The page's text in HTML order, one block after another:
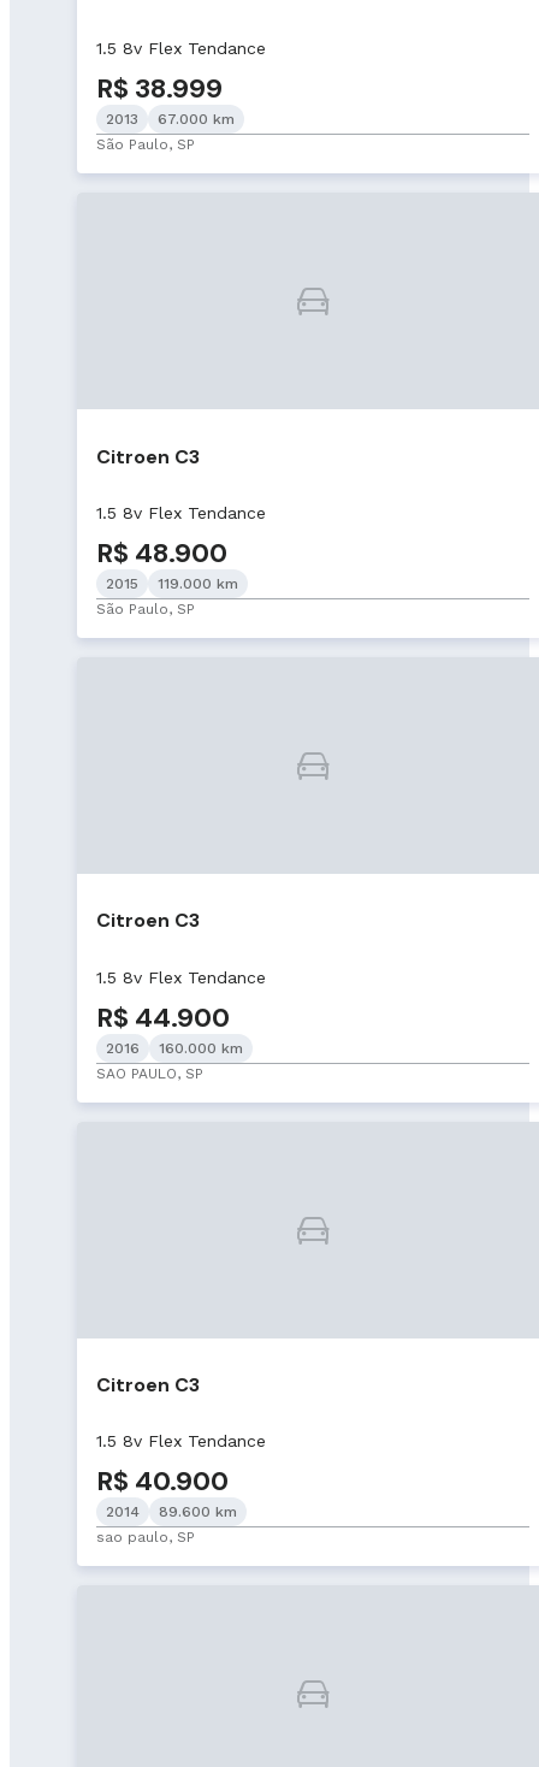
1.5 8v Flex Tendance
R$ 38.999
2013
67.000 km
São Paulo, SP
Citroen C3
1.5 8v Flex Tendance
R$ 48.900
2015
119.000 km
São Paulo, SP
Citroen C3
1.5 8v Flex Tendance
R$ 44.900
2016
160.000 km
SAO PAULO, SP
Citroen C3
1.5 8v Flex Tendance
R$ 40.900
2014
89.600 km
sao paulo, SP